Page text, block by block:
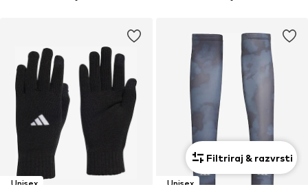
Unisex
Unisex
Filtriraj & razvrsti